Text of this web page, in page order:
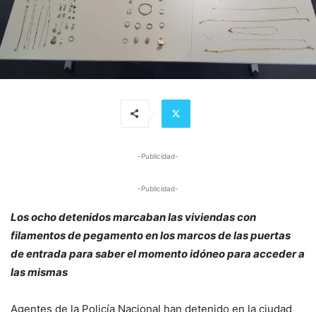
-Publicidad-
-Publicidad-
Los ocho detenidos marcaban las viviendas con
filamentos de pegamento en los marcos de las puertas
de entrada para saber el momento idóneo para acceder a
las mismas
Agentes de la Policía Nacional han detenido en la ciudad